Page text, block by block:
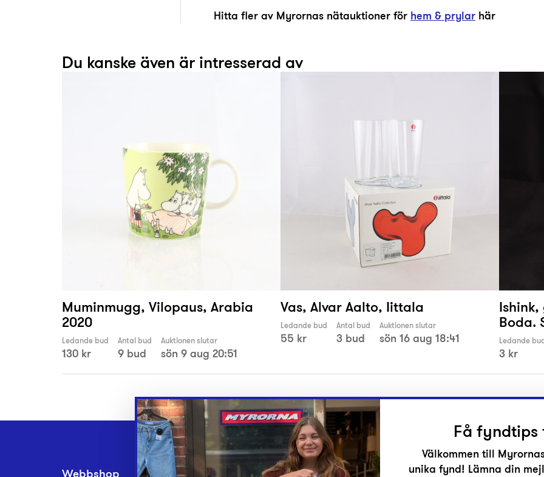
Hitta fler av Myrornas nätauktioner för hem & prylar här
Du kanske även är intresserad av
Muminmugg, Vilopaus, Arabia
2020
Ledande bud
130 kr
Antal bud
9 bud
Auktionen slutar
sön 9 aug 20:51
Vas, Alvar Aalto, Iittala
Ledande bud
55 kr
Antal bud
3 bud
Auktionen slutar
sön 16 aug 18:41
Boda.
Ledande
3 kr
Få fyndtips
Välkommen till
unika fynd! Lämna din